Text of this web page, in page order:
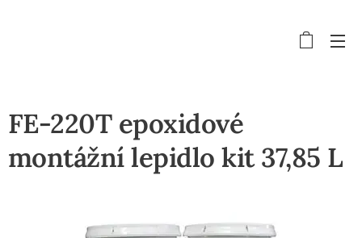
FE-220T epoxidové
montážní lepidlo kit 37,85 L